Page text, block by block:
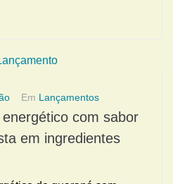
Em Lançamentos
com sabor
em ingredientes